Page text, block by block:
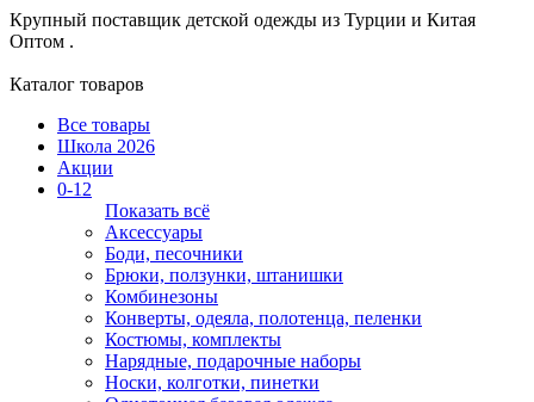
Крупный поставщик детской одежды из Турции и Китая
Оптом .
Каталог товаров
Все товары
Школа 2026
Акции
0-12
Показать всё
Аксессуары
Боди, песочники
Брюки, ползунки, штанишки
Комбинезоны
Конверты, одеяла, полотенца, пеленки
Костюмы, комплекты
Нарядные, подарочные наборы
Носки, колготки, пинетки